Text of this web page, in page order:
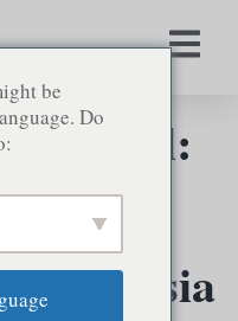
Hill:
to
be
Do